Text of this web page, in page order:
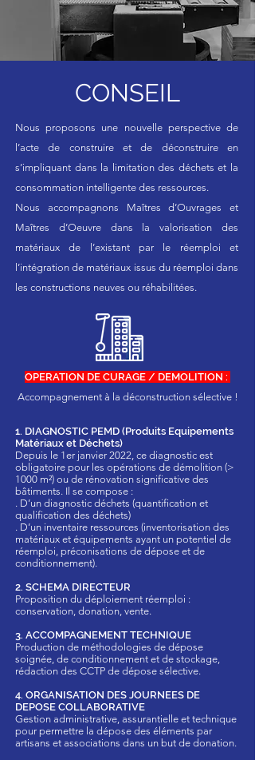
CONSEIL
Nous proposons une nouvelle perspective de
l’acte de construire et de déconstruire en
s’impliquant dans la limitation des déchets et la
consommation intelligente des ressources.
Nous accompagnons Maîtres d’Ouvrages et
Maîtres d’Oeuvre dans la valorisation des
matériaux de l’existant par le réemploi et
l’intégration de matériaux issus du réemploi dans
les constructions neuves ou réhabilitées.
OPERATION DE CURAGE / DEMOLITION :
Accompagnement à la déconstruction sélective !
1. DIAGNOSTIC PEMD (Produits Equipements
Matériaux et Déchets)
Depuis le 1er janvier 2022, ce diagnostic est
obligatoire pour les opérations de démolition (>
1000 m²) ou de rénovation significative des
bâtiments. Il se compose :
. D’un diagnostic déchets (quantification et
qualification des déchets)
. D’un inventaire ressources (inventorisation des
matériaux et équipements ayant un potentiel de
réemploi, préconisations de dépose et de
conditionnement).
2. SCHEMA DIRECTEUR
Proposition du déploiement réemploi :
conservation, donation, vente.
3. ACCOMPAGNEMENT TECHNIQUE
Production de méthodologies de dépose
soignée, de conditionnement et de stockage,
rédaction des CCTP de dépose sélective.
4. ORGANISATION DES JOURNEES DE
DEPOSE COLLABORATIVE
Gestion administrative, assurantielle et technique
pour permettre la dépose des éléments par
artisans et associations dans un but de donation.